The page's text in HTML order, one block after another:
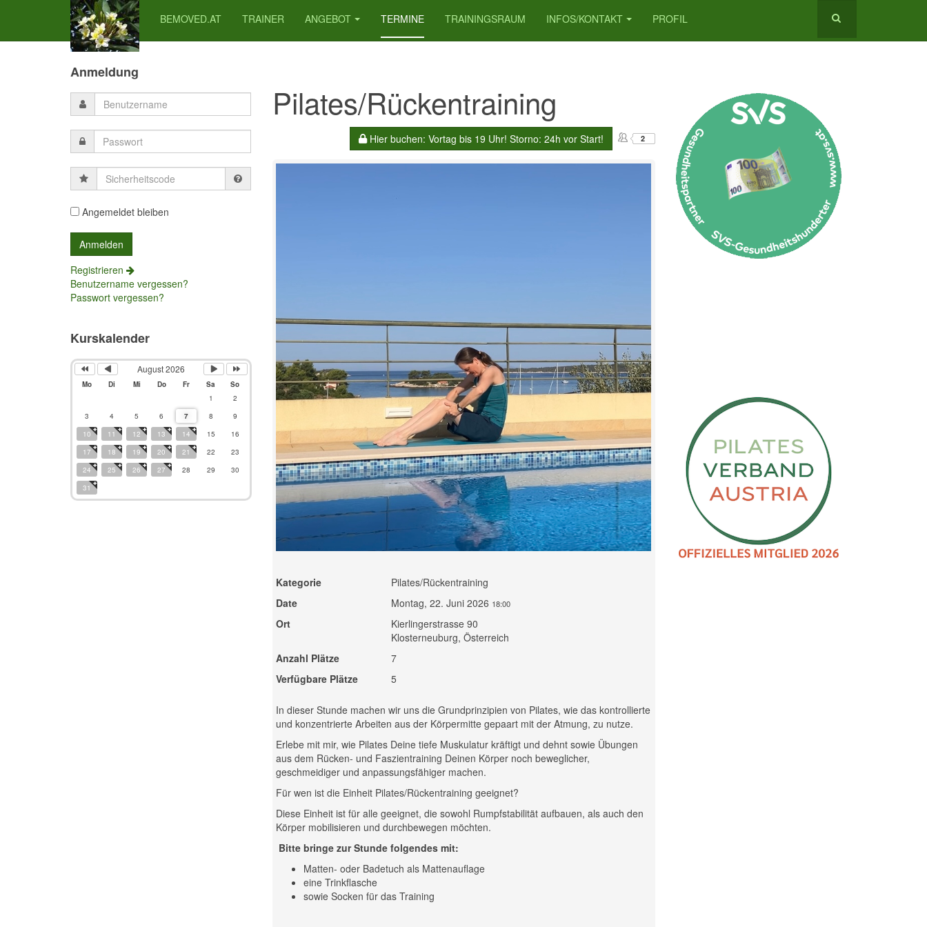
BEMOVED.AT TRAINER ANGEBOT TERMINE TRAININGSRAUM INFOS/KONTAKT PROFIL
Pilates/Rückentraining
Hier buchen: Vortag bis 19 Uhr! Storno: 24h vor Start! 2
Kategorie
Pilates/Rückentraining
Date
Montag, 22. Juni 2026 18:00
Ort
Kierlingerstrasse 90
Klosterneuburg, Österreich
Anzahl Plätze
7
Verfügbare Plätze
5
In dieser Stunde machen wir uns die Grundprinzipien von Pilates, wie das kontrollierte
und konzentrierte Arbeiten aus der Körpermitte gepaart mit der Atmung, zu nutze.
Erlebe mit mir, wie Pilates Deine tiefe Muskulatur kräftigt und dehnt sowie Übungen
aus dem Rücken- und Faszientraining Deinen Körper noch beweglicher,
geschmeidiger und anpassungsfähiger machen.
Für wen ist die Einheit Pilates/Rückentraining geeignet?
Diese Einheit ist für alle geeignet, die sowohl Rumpfstabilität aufbauen, als auch den
Körper mobilisieren und durchbewegen möchten.
Bitte bringe zur Stunde folgendes mit:
Matten- oder Badetuch als Mattenauflage
eine Trinkflasche
sowie Socken für das Training
Anmeldung
Sicherheitscode
Angemeldet bleiben
Registrieren
Benutzername vergessen?
Passwort vergessen?
Kurskalender
PreviousPrevious
August 2026
Mo Di Mi Do Fr Sa
So
1
2
3
4 5 6 7 8
9
10
11 12 13 14 15
16
17
18 19 20 21 22
23
24
25 26 27 28 29
30
31